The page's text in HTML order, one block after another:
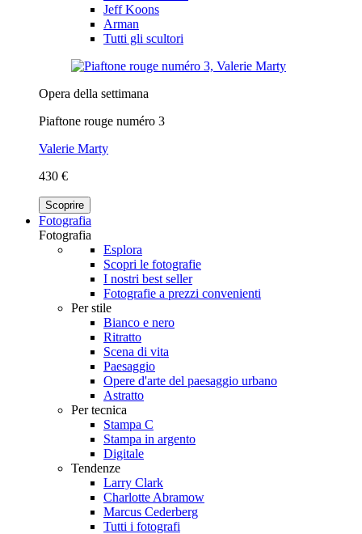
Jeff Koons
Arman
Tutti gli scultori
Opera della settimana
Piaftone rouge numéro 3
Valerie Marty
430 €
Scoprire
Fotografia
Fotografia
Esplora
Scopri le fotografie
I nostri best seller
Fotografie a prezzi convenienti
Per stile
Bianco e nero
Ritratto
Scena di vita
Paesaggio
Opere d'arte del paesaggio urbano
Astratto
Per tecnica
Stampa C
Stampa in argento
Digitale
Tendenze
Larry Clark
Charlotte Abramow
Marcus Cederberg
Tutti i fotografi